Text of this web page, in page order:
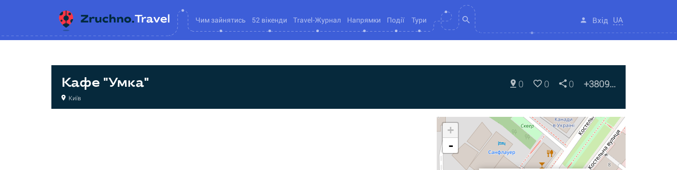
Чим зайнятись 52 вікенди Travel-Журнал Напрямки Події Тури Вхід UA
Кафе "Умка"
Київ
0 0 0 +3809...
+
-